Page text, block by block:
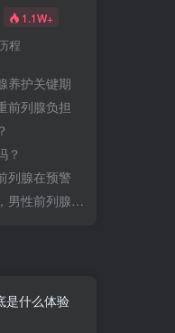
1.1W+
程
养护关键期
前列腺负担
？
列腺在预警
题该怎么调理？
是什么体验